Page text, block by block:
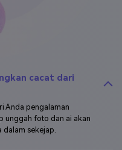
cacat dari
Anda pengalaman
unggah foto dan ai akan
dalam sekejap.